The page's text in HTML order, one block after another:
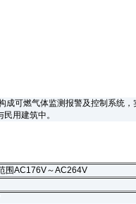
可燃气体监测报警及控制系统
用建筑中。
围AC176V～AC264V